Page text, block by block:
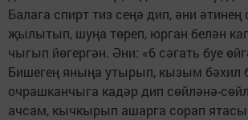
Балага спирт тиз сеңә дип, әни
җылытып, шуңа төреп, юрган белән
чыгып йөгергән. Әни: «6 сәгать буе
Бишегең яныңа утырып, кызым бәхил
очрашканчыга кадәр дип сөйләнә-
ачсам, кычкырып ашарга сорап